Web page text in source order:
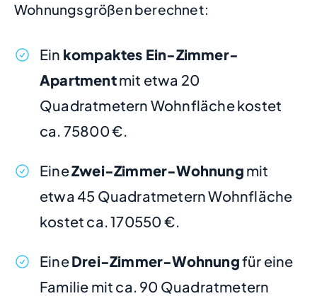
Wohnungsgrößen berechnet:
Ein kompaktes Ein-Zimmer-
Apartmentmit etwa 20
Quadratmetern Wohnfläche kostet
ca. 75800 €.
EineZwei-Zimmer-Wohnung mit
etwa 45 Quadratmetern Wohnfläche
kostet ca. 170550 €.
EineDrei-Zimmer-Wohnungfür eine
Familie mit ca. 90 Quadratmetern